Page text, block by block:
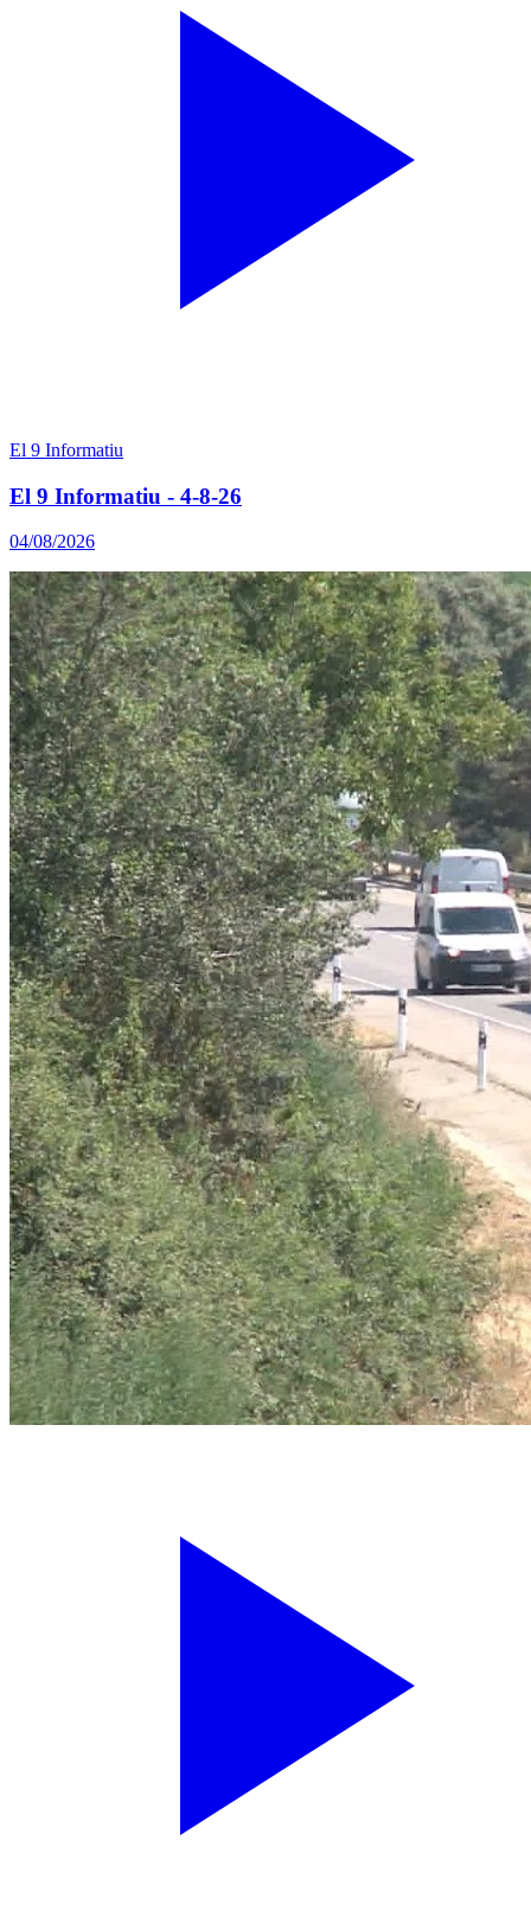
El 9 Informatiu
El 9 Informatiu - 4-8-26
04/08/2026